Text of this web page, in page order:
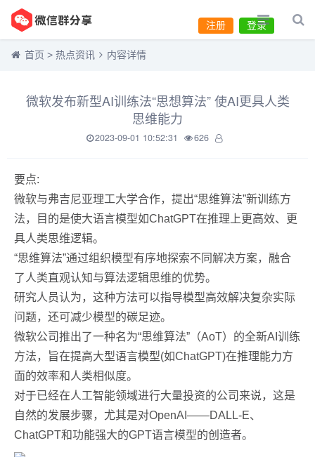
登录
注册
首页 > 热点资讯 内容详情
微软发布新型AI训练法“思想算法” 使AI更具人类
思维能力
2023-09-01 10:52:31 626
要点:
微软与弗吉尼亚理工大学合作，提出“思维算法”新训练方
法，目的是使大语言模型如ChatGPT在推理上更高效、更
具人类思维逻辑。
“思维算法”通过组织模型有序地探索不同解决方案，融合
了人类直观认知与算法逻辑思维的优势。
研究人员认为，这种方法可以指导模型高效解决复杂实际
问题，还可减少模型的碳足迹。
微软公司推出了一种名为“思维算法”（AoT）的全新AI训练
方法，旨在提高大型语言模型(如ChatGPT)在推理能力方
面的效率和人类相似度。
对于已经在人工智能领域进行大量投资的公司来说，这是
自然的发展步骤，尤其是对OpenAI——DALL-E、
ChatGPT和功能强大的GPT语言模型的创造者。